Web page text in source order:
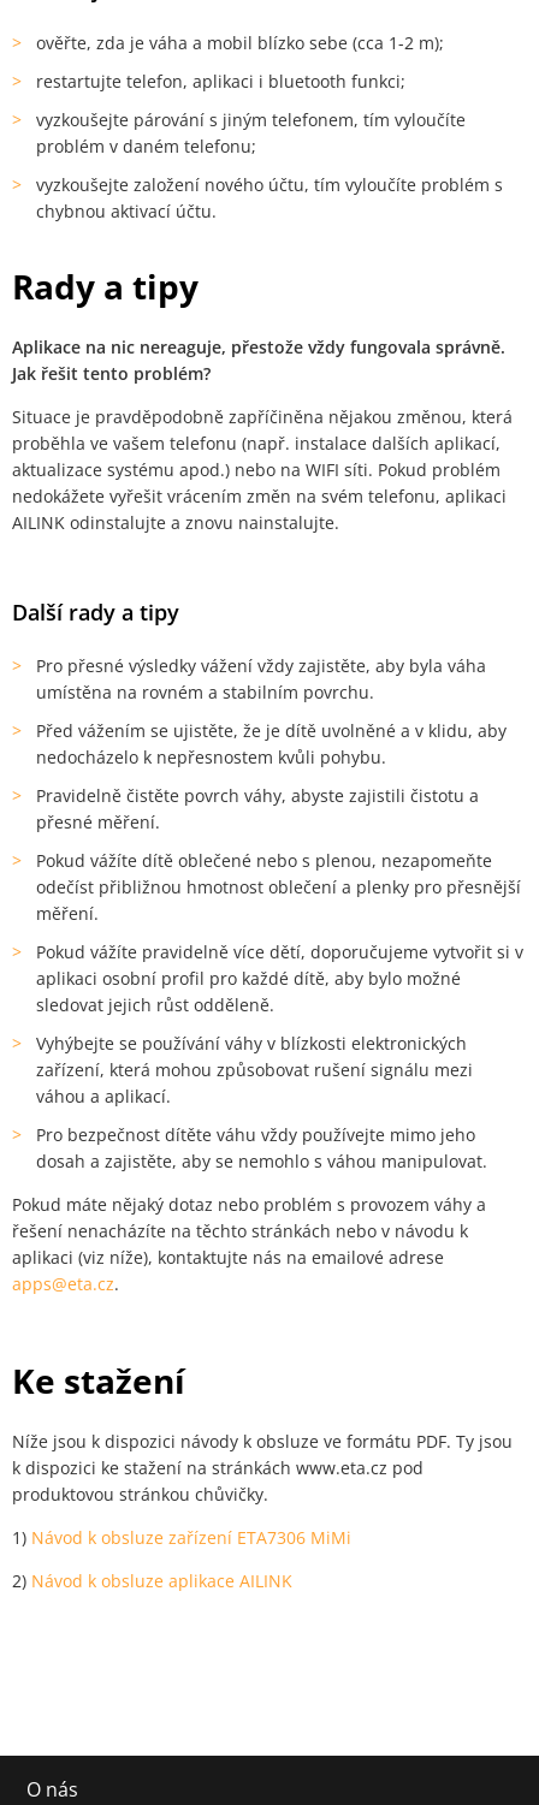
ověřte, zda je váha a mobil blízko sebe (cca 1-2 m);
restartujte telefon, aplikaci i bluetooth funkci;
vyzkoušejte párování s jiným telefonem, tím vyloučíte
problém v daném telefonu;
vyzkoušejte založení nového účtu, tím vyloučíte problém s
chybnou aktivací účtu.
Rady a tipy
Aplikace na nic nereaguje, přestože vždy fungovala správně.
Jak řešit tento problém?
Situace je pravděpodobně zapříčiněna nějakou změnou, která
proběhla ve vašem telefonu (např. instalace dalších aplikací,
aktualizace systému apod.) nebo na WIFI síti. Pokud problém
nedokážete vyřešit vrácením změn na svém telefonu, aplikaci
AILINK odinstalujte a znovu nainstalujte.
Další rady a tipy
Pro přesné výsledky vážení vždy zajistěte, aby byla váha
umístěna na rovném a stabilním povrchu.
Před vážením se ujistěte, že je dítě uvolněné a v klidu, aby
nedocházelo k nepřesnostem kvůli pohybu.
Pravidelně čistěte povrch váhy, abyste zajistili čistotu a
přesné měření.
Pokud vážíte dítě oblečené nebo s plenou, nezapomeňte
odečíst přibližnou hmotnost oblečení a plenky pro přesnější
měření.
Pokud vážíte pravidelně více dětí, doporučujeme vytvořit si v
aplikaci osobní profil pro každé dítě, aby bylo možné
sledovat jejich růst odděleně.
Vyhýbejte se používání váhy v blízkosti elektronických
zařízení, která mohou způsobovat rušení signálu mezi
váhou a aplikací.
Pro bezpečnost dítěte váhu vždy používejte mimo jeho
dosah a zajistěte, aby se nemohlo s váhou manipulovat.
Pokud máte nějaký dotaz nebo problém s provozem váhy a
řešení nenacházíte na těchto stránkách nebo v návodu k
aplikaci (viz níže), kontaktujte nás na emailové adrese
apps@eta.cz.
Ke stažení
Níže jsou k dispozici návody k obsluze ve formátu PDF. Ty jsou
k dispozici ke stažení na stránkách www.eta.cz pod
produktovou stránkou chůvičky.
1) Návod k obsluze zařízení ETA7306 MiMi
2) Návod k obsluze aplikace AILINK
O nás